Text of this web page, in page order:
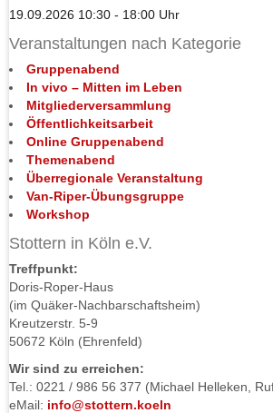
19.09.2026 10:30 - 18:00 Uhr
Veranstaltungen nach Kategorie
Gruppenabend
In vivo – Mitten im Leben
Mitgliederversammlung
Öffentlichkeitsarbeit
Online Gruppenabend
Themenabend
Überregionale Veranstaltung
Van-Riper-Übungsgruppe
Workshop
Stottern in Köln e.V.
Treffpunkt:
Doris-Roper-Haus
(im Quäker-Nachbarschaftsheim)
Kreutzerstr. 5-9
50672 Köln (Ehrenfeld)
Wir sind zu erreichen:
Tel.: 0221 / 986 56 377 (Michael Helleken,
eMail: info@stottern.koeln